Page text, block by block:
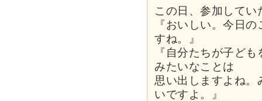
この日、参加して
『おいしい。今日
すね。』
『自分たちが子ど
みたいなことは
思い出しますよね。
いですよ。』